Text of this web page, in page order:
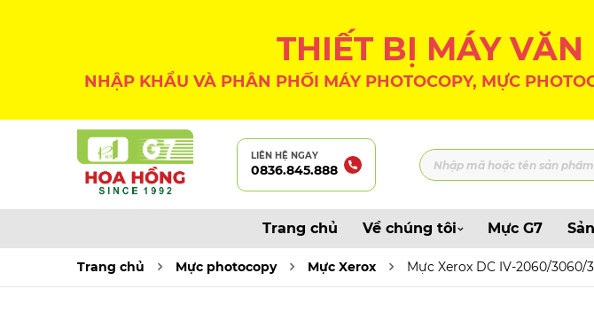
THIẾT BỊ MÁY
NHẬP KHẨU VÀ PHÂN PHỐI MÁY PHOTOCOPY, MỰC
LIÊN HỆ NGAY
0836.845.888
Trang chủ Về chúng tôi Mực G7
Trang chủ Mực photocopy Mực Xerox Mực Xerox DC IV-2060/3060/